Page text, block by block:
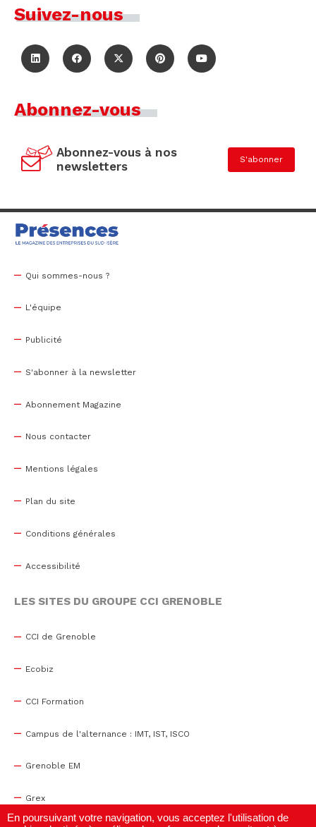
Suivez-nous
Abonnez-vous
Abonnez-vous à nos
newsletters
S'abonner
Qui sommes-nous ?
L'équipe
Publicité
S'abonner à la newsletter
Abonnement Magazine
Nous contacter
Mentions légales
Plan du site
Conditions générales
Accessibilité
LES SITES DU GROUPE CCI GRENOBLE
CCI de Grenoble
Ecobiz
CCI Formation
Campus de l'alternance : IMT, IST, ISCO
Grenoble EM
Grex
En poursuivant votre navigation, vous acceptez l'utilisation de